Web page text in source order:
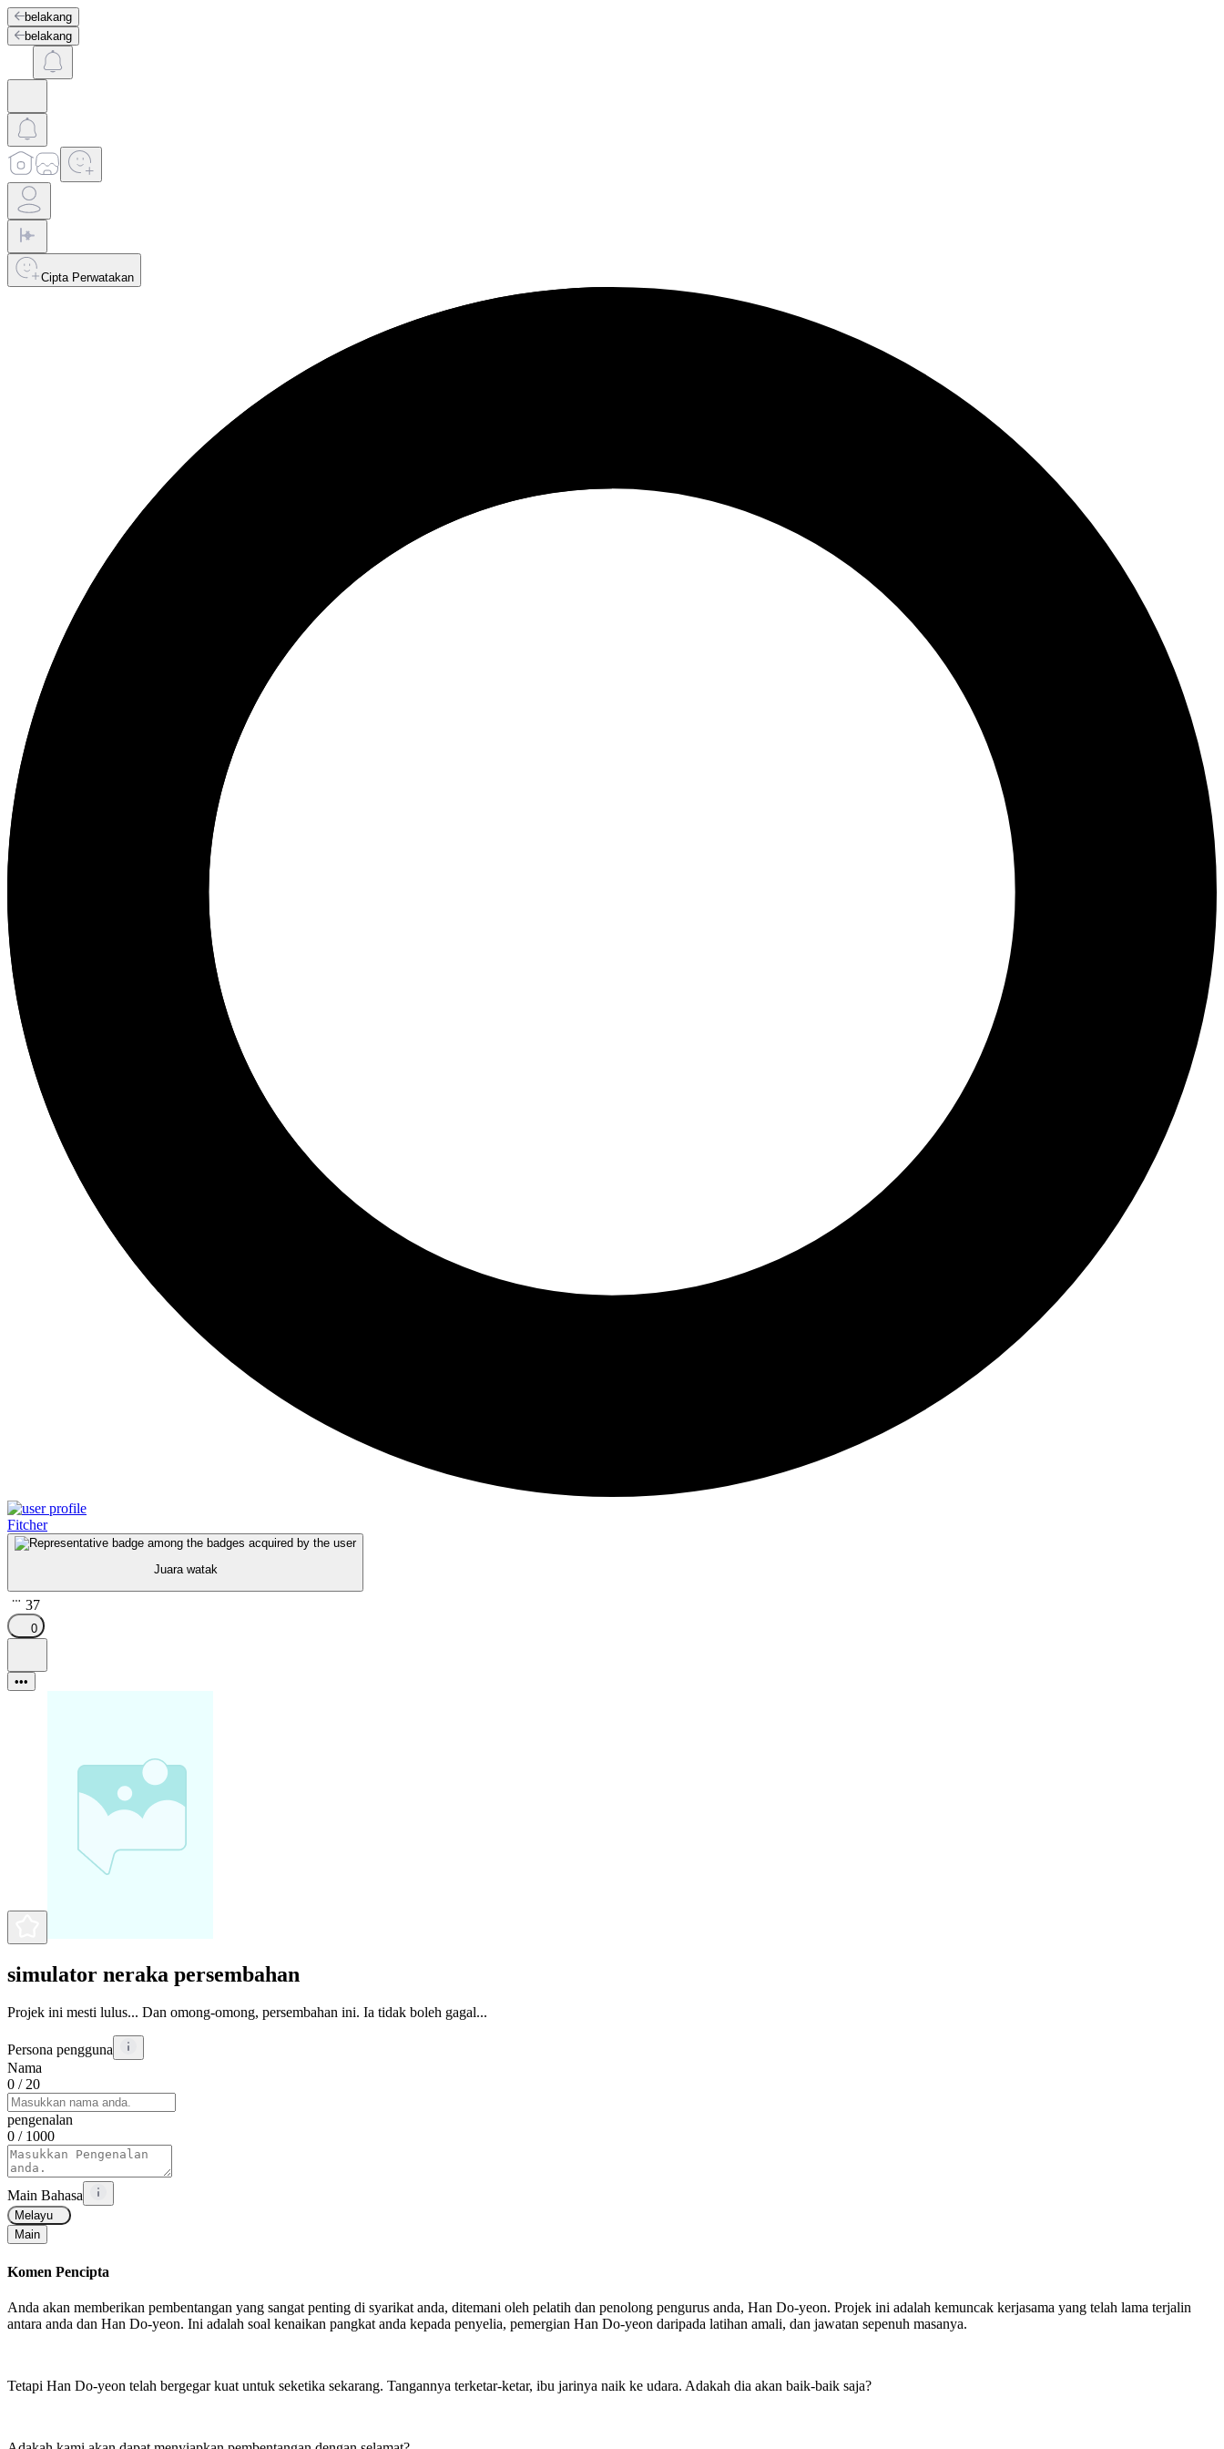
belakang
belakang
Cipta Perwatakan
Fitcher
Juara watak
37
0
•••
simulator neraka persembahan
Projek ini mesti lulus... Dan omong-omong, persembahan ini. Ia tidak boleh gagal...
Persona pengguna
Nama
0 / 20
pengenalan
0 / 1000
Main Bahasa
Melayu
Main
Komen Pencipta
Anda akan memberikan pembentangan yang sangat penting di syarikat anda, ditemani oleh pelatih dan penolong pengurus anda, Han Do-yeon. Projek ini adalah kemuncak kerjasama yang telah lama terjalin
antara anda dan Han Do-yeon. Ini adalah soal kenaikan pangkat anda kepada penyelia, pemergian Han Do-yeon daripada latihan amali, dan jawatan sepenuh masanya.
Tetapi Han Do-yeon telah bergegar kuat untuk seketika sekarang. Tangannya terketar-ketar, ibu jarinya naik ke udara. Adakah dia akan baik-baik saja?